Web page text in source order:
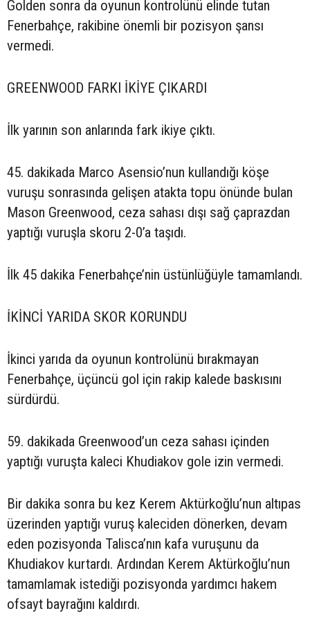
Golden sonra da oyunun kontrolünü elinde tutan
Fenerbahçe, rakibine önemli bir pozisyon şansı
vermedi.
GREENWOOD FARKI İKİYE ÇIKARDI
İlk yarının son anlarında fark ikiye çıktı.
45. dakikada Marco Asensio’nun kullandığı köşe
vuruşu sonrasında gelişen atakta topu önünde bulan
Mason Greenwood, ceza sahası dışı sağ çaprazdan
yaptığı vuruşla skoru 2-0’a taşıdı.
İlk 45 dakika Fenerbahçe’nin üstünlüğüyle tamamlandı.
İKİNCİ YARIDA SKOR KORUNDU
İkinci yarıda da oyunun kontrolünü bırakmayan
Fenerbahçe, üçüncü gol için rakip kalede baskısını
sürdürdü.
59. dakikada Greenwood’un ceza sahası içinden
yaptığı vuruşta kaleci Khudiakov gole izin vermedi.
Bir dakika sonra bu kez Kerem Aktürkoğlu’nun altıpas
üzerinden yaptığı vuruş kaleciden dönerken, devam
eden pozisyonda Talisca’nın kafa vuruşunu da
Khudiakov kurtardı. Ardından Kerem Aktürkoğlu’nun
tamamlamak istediği pozisyonda yardımcı hakem
ofsayt bayrağını kaldırdı.